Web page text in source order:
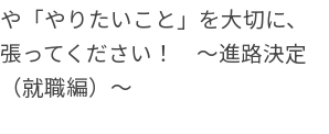
「やりたいこと」を大切に、
ってください！ ～進路決定
就職編）～